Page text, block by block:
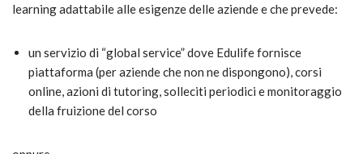
learning adattabile alle esigenze delle aziende e che prevede:
un servizio di “global service” dove Edulife fornisce
piattaforma (per aziende che non ne dispongono), corsi
online, azioni di tutoring, solleciti periodici e monitoraggio
della fruizione del corso